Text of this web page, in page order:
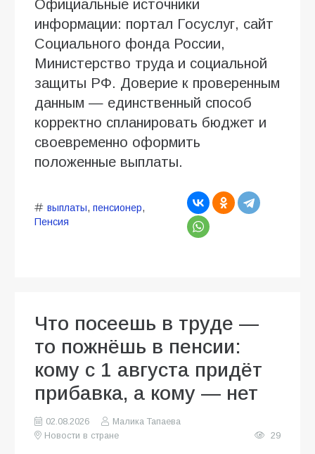
Официальные источники
информации: портал Госуслуг, сайт
Социального фонда России,
Министерство труда и социальной
защиты РФ. Доверие к проверенным
данным — единственный способ
корректно спланировать бюджет и
своевременно оформить
положенные выплаты.
выплаты, пенсионер,
Пенсия
Что посеешь в труде —
то пожнёшь в пенсии:
кому с 1 августа придёт
прибавка, а кому — нет
02.08.2026
Малика Тапаева
Новости в стране
29